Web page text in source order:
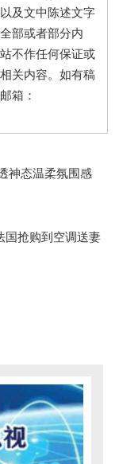
而
商
内
理
作
及文中陈述文字
部或者部分内
不作任何保证或
关内容。如有稿
箱：
神态温柔氛围感
国抢购到空调送妻